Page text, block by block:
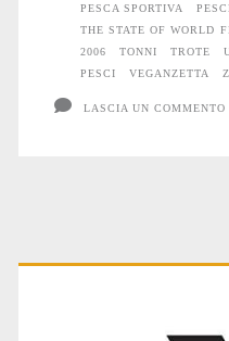
PESCA SPORTIVA
THE STATE OF WORLD
2006
TONNI TROTE
PESCI
VEGANZETTA
LASCIA UN COMMENTO
Primary